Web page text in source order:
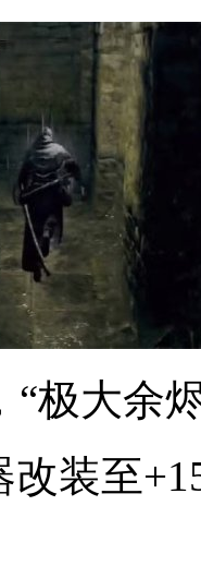
“极大余
改装至